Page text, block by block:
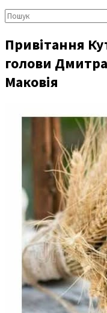
Пошук:
Привітання
голови
Маковія